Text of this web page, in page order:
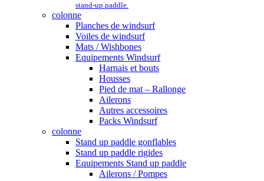
stand-up paddle.
colonne
Planches de windsurf
Voiles de windsurf
Mats / Wishbones
Equipements Windsurf
Harnais et bouts
Housses
Pied de mat – Rallonge
Ailerons
Autres accessoires
Packs Windsurf
colonne
Stand up paddle gonflables
Stand up paddle rigides
Equipements Stand up paddle
Ailerons / Pompes